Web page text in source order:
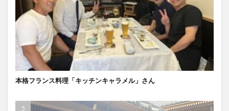
本格フランス料理「キッチンキャラメル」さん